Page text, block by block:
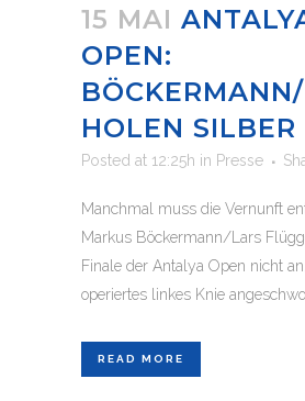
15 MAI
OPEN:
HOLEN SILBER
Posted at 12:25h in Presse
Manchmal muss die Vernunft
Markus Böckermann/Lars
Finale der Antalya Open nicht
operiertes linkes Knie
READ MORE